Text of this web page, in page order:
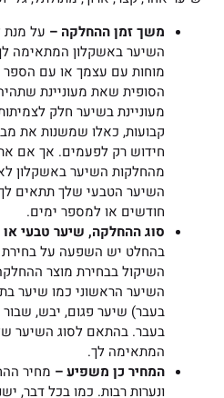
משך זמן ההחלקה – על
השיער באשקלון המתאימה
מוחות עם עצמך או עם
הסופית שאת מעוניינת
מעוניינת בשיער חלק
קבועות, כאלו שמשנות את
חידוש רק לפעמים. אך אם את
מהחלקות השיער באשקלון
השיער הטבעי שלך תתאים
חודשים או למספר ימים.
סוג ההחלקה, שיער טבעי או
בהחלט יש השפעה על
השיקול בבחירת מוצר
השיער הראשוני כמו שיער
בעבר) שיער פגום, יבש,
בעבר. בהתאם לסוג השיער
המתאימה לך.
המחיר כן משפיע – מחיר
ונערות רבות. כמו בכל דבר,